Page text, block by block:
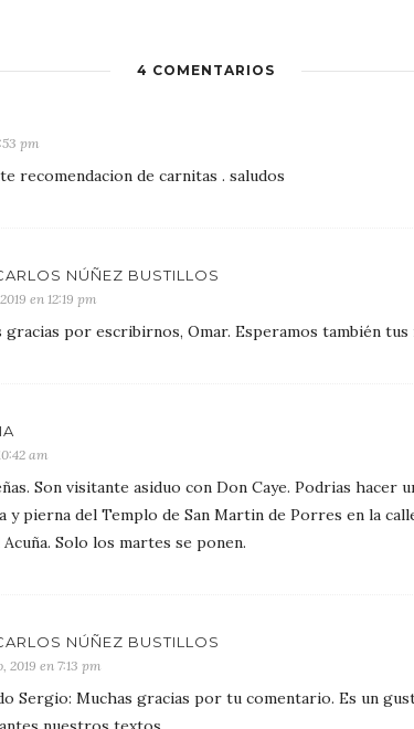
4 COMENTARIOS
pm
recomendacion de carnitas . saludos
NÚÑEZ BUSTILLOS
en 12:19 pm
gracias por escribirnos, Omar. Esperamos también tus
am
Son visitante asiduo con Don Caye. Podrias hacer
y pierna del Templo de San Martin de Porres en la
Acuña. Solo los martes se ponen.
NÚÑEZ BUSTILLOS
2019 en 7:13 pm
Sergio: Muchas gracias por tu comentario. Es un